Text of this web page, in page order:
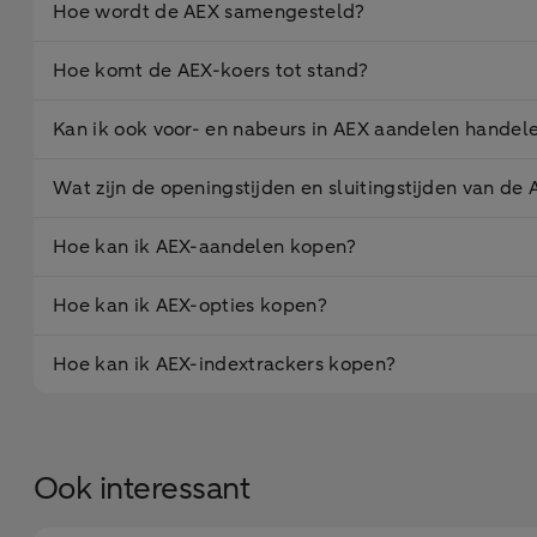
Hoe wordt de AEX samengesteld?
Hoe komt de AEX-koers tot stand?
Kan ik ook voor- en nabeurs in AEX aandelen
Wat zijn de openingstijden en sluitingstijden van de
Hoe kan ik AEX-aandelen kopen?
Hoe kan ik AEX-opties kopen?
Hoe kan ik AEX-indextrackers kopen?
Ook interessant